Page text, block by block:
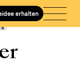
erhalten